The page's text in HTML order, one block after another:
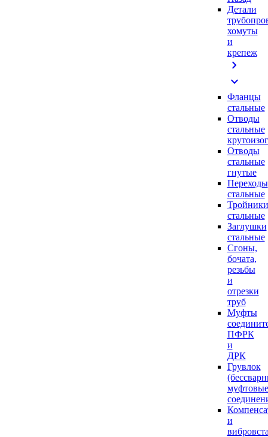
Детали
хомуты
и
крепеж
chevron_right
expand_more
Фланцы
стальные
Отводы
стальные
Отводы
стальные
гнутые
Переходы
стальные
Тройники
стальные
Заглушки
стальные
Сгоны,
бочата,
резьбы
и
отрезки
труб
Муфты
ПФРК
и
ДРК
Грувлок
муфтовые
и